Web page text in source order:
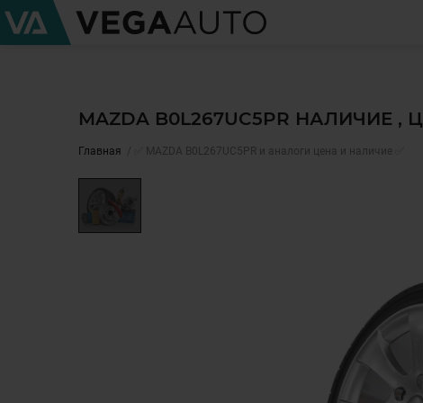
MAZDA B0L267UC5PR
Главная ✅ MAZDA B0L267UC5PR и аналоги цена и наличие ✅